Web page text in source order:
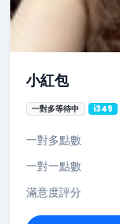
小紅包
一對多等待中 i349
一對多點數
一對一點數
滿意度評分